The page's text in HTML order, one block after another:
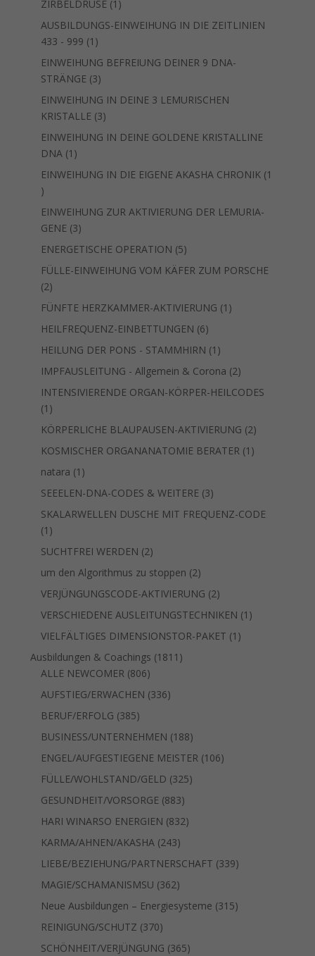
ZIRBELDRÜSE 1 1
Produkt
AUSBILDUNGS-EINWEIHUNG IN DIE ZEITLINIEN
433 - 999 1 1
Produkt
EINWEIHUNG BEFREIUNG DEINER 9 DNA-
STRÄNGE 33
Produkte
EINWEIHUNG IN DEINE 3 LEMURISCHEN
KRISTALLE 33
Produkte
EINWEIHUNG IN DEINE GOLDENE KRISTALLINE
DNA 1 1
Produkt
EINWEIHUNG IN DIE EIGENE AKASHA CHRONIK 1
1
Produkt
EINWEIHUNG ZUR AKTIVIERUNG DER LEMURIA-
GENE 33
Produkte
ENERGETISCHE OPERATION 55
Produkte
FÜLLE-EINWEIHUNG VOM KÄFER ZUM PORSCHE
22
Produkte
FÜNFTE HERZKAMMER-AKTIVIERUNG 1 1
HEILFREQUENZ-EINBETTUNGEN 66
Produkte
HEILUNG DER PONS - STAMMHIRN 1 1
Produkt
IMPFAUSLEITUNG - Allgemein & Corona 22
Produkte
INTENSIVIERENDE ORGAN-KÖRPER-HEILCODES
1 1
Produkt
KÖRPERLICHE BLAUPAUSEN-AKTIVIERUNG 22
Produkte
KOSMISCHER ORGANANATOMIE BERATER 1 1
natara 1 1
Produkt
SEEELEN-DNA-CODES & WEITERE 33
Produkte
SKALARWELLEN DUSCHE MIT FREQUENZ-CODE
1 1
Produkt
SUCHTFREI WERDEN 22
Produkte
um den Algorithmus zu stoppen 22
Produkte
VERJÜNGUNGSCODE-AKTIVIERUNG 22
Produkte
VERSCHIEDENE AUSLEITUNGSTECHNIKEN 1 1
VIELFÄLTIGES DIMENSIONSTOR-PAKET 1 1
Ausbildungen & Coachings 1811 1811
ALLE NEWCOMER 806806
Produkte
AUFSTIEG/ERWACHEN 336336
BERUF/ERFOLG 385385
Produkte
BUSINESS/UNTERNEHMEN 188188
Produkte
ENGEL/AUFGESTIEGENE MEISTER 106106
FÜLLE/WOHLSTAND/GELD 325325
GESUNDHEIT/VORSORGE 883883
Produkte
HARI WINARSO ENERGIEN 832832
KARMA/AHNEN/AKASHA 243243
Produkte
LIEBE/BEZIEHUNG/PARTNERSCHAFT 339339
MAGIE/SCHAMANISMSU 362362
Produkte
Neue Ausbildungen – Energiesysteme 315315
REINIGUNG/SCHUTZ 370370
Produkte
SCHÖNHEIT/VERJÜNGUNG 365365